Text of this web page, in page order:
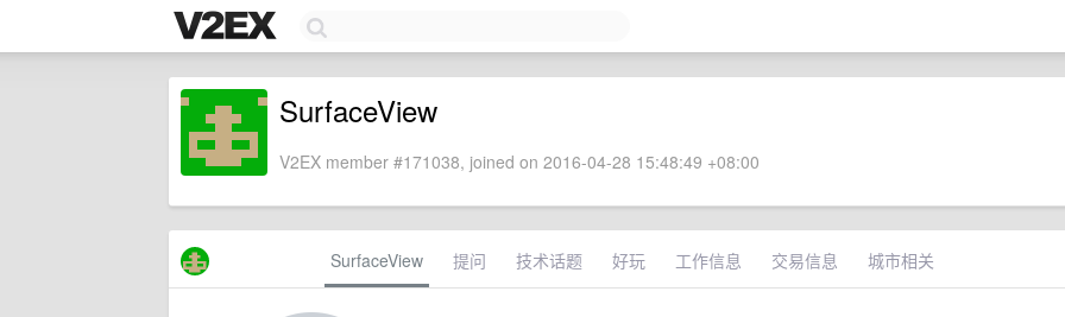
SurfaceView
V2EX member #171038, joined on 2016-04-28 15:48:49 +08:00
SurfaceView 提问 技术话题 好玩 工作信息 交易信息 城市相关